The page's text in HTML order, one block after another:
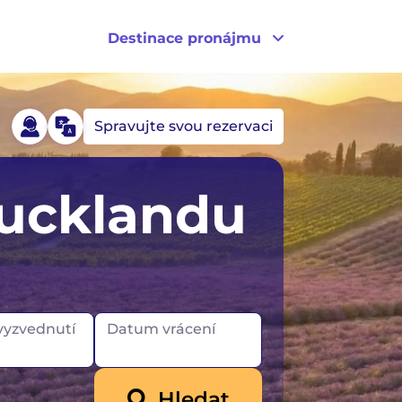
Destinace pronájmu
Island Kanada
Spravujte svou rezervaci
Datum vrácení